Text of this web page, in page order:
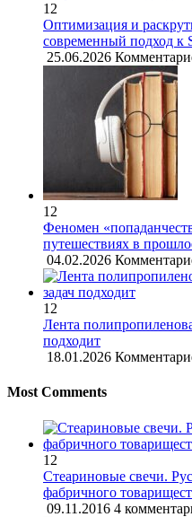
12
Оптимизация и
современный подход к
25.06.2026
12
Феномен
путешествиях в
04.02.2026
12
Лента
подходит
18.01.2026
Most Comments
12
Стеариновые свечи.
фабричного
09.11.2016 4